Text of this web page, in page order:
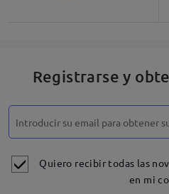
Registrarse y
Quiero recibir todas las
en mi